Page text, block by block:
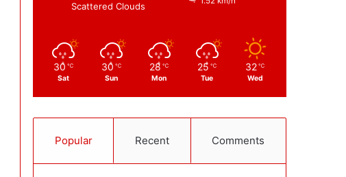
Scattered Clouds
30 ℃
Sat
30 ℃
Sun
28 ℃
Mon
25 ℃
Tue
32 ℃
Wed
Popular Recent Comments